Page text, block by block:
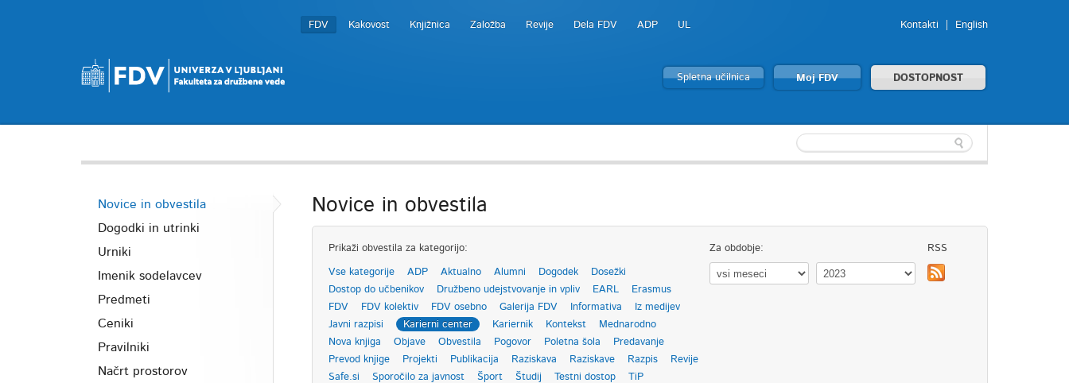
FDV Kakovost Knjižnica Založba Revije Dela FDV ADP UL Kontakti English
Spletna učilnica Moj FDV DOSTOPNOST
Novice in obvestila
Dogodki in utrinki
Urniki
Imenik sodelavcev
Predmeti
Ceniki
Pravilniki
Načrt prostorov
Novice in obvestila
Prikaži obvestila za kategorijo:
Vse kategorije ADP Aktualno Alumni Dogodek
Dosežki
Dostop do učbenikov
Družbeno udejstvovanje in vpliv EARL
Erasmus
FDV
FDV kolektiv FDV osebno Galerija FDV Informativa
Iz medijev
Javni razpisi
Karierni center Kariernik Kontekst
Mednarodno
Nova knjiga
Objave Obvestila Pogovor Poletna šola
Predavanje
Prevod knjige
Projekti Publikacija Raziskava Raziskave Razpis
Revije
Safe.si
Sporočilo za javnost Šport Študij Testni dostop
TiP
Za obdobje: RSS